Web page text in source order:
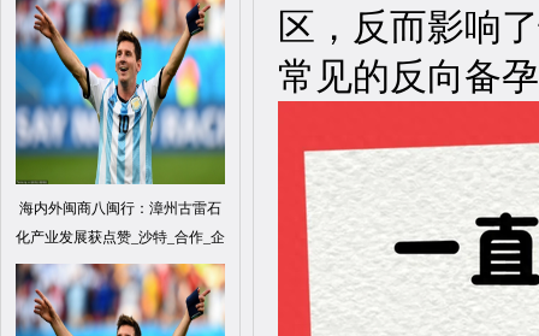
海内外闽商八闽行：漳州古雷石
化产业发展获点赞_沙特_合作_企
区，反而影响
常见的反向备